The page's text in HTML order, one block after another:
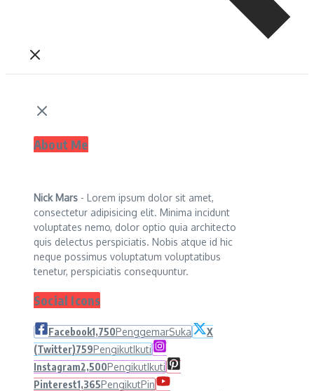
About Me
Nick Mars - Lorem ipsum dolor sit amet,
consectetur adipisicing elit. Minima incidunt
voluptates nemo, dolor optio quia architecto
quis delectus perspiciatis. Nobis atque id hic
neque possimus voluptatum voluptatibus
tenetur, perspiciatis consequuntur.
Social Icons
Facebook1,750PenggemarSuka
X
(Twitter)759PengikutIkuti
Instagram2,500PengikutIkuti
Pinterest1,365PengikutPin